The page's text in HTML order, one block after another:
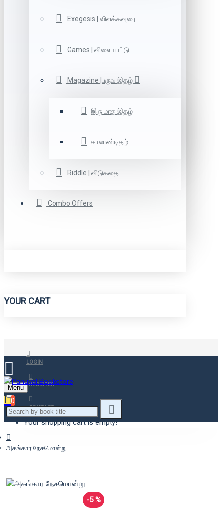
Exegesis | விளக்கவுரை
Games | விளையாட்டு
Magazine |பருவ இதழ்
இரு மாத இதழ்
காலாண்டிதழ்
Riddle | விடுகதை
Combo Offers
YOUR CART
LOGIN
REGISTER
CONTACT
Menu
0
Your shopping cart is empty!
அகங்கார நேசமொன்று
-5 %